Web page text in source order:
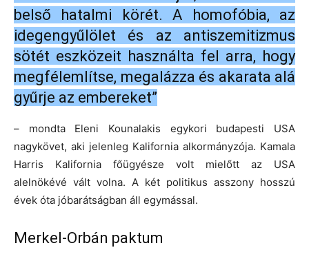
belső hatalmi körét. A homofóbia, az
idegengyűlölet és az antiszemitizmus
sötét eszközeit használta fel arra, hogy
megfélemlítse, megalázza és akarata alá
gyűrje az embereket”
– mondta Eleni Kounalakis egykori budapesti USA
nagykövet, aki jelenleg Kalifornia alkormányzója. Kamala
Harris Kalifornia főügyésze volt mielőtt az USA
alelnökévé vált volna. A két politikus asszony hosszú
évek óta jóbarátságban áll egymással.
Merkel-Orbán paktum